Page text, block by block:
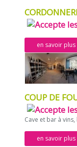
en savoir plus
COUP DE
Cave et bar à
en savoir plus